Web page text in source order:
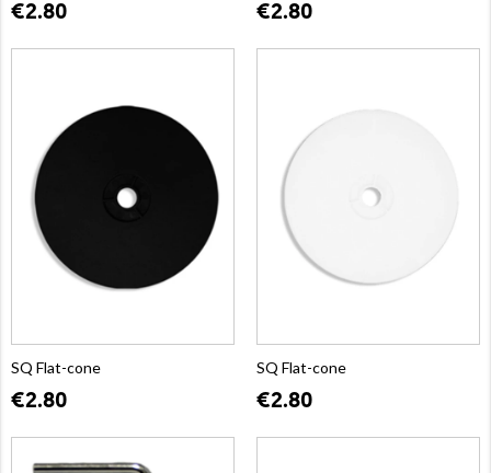
€2.80 €2.80
SQ Flat-cone
€2.80
SQ Flat-cone
€2.80